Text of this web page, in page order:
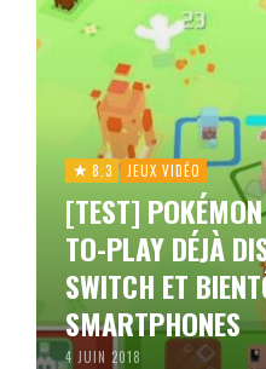
8.3 JEUX VIDÉO
[TEST]
TO-PLAY DÉJÀ
SWITCH ET
SMARTPHONES
4 JUIN 2018